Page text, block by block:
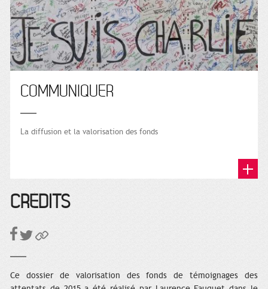
COMMUNIQUER
La diffusion et la valorisation des fonds
CRÉDITS
Ce dossier de valorisation des fonds de témoignages des